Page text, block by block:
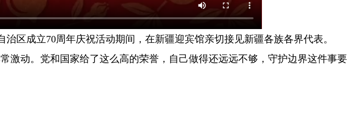
区成立70周年庆祝活动期间，在新疆迎宾馆亲切接见新疆各族各界代表。
激动。党和国家给了这么高的荣誉，自己做得还远远不够，守护边界这件事要